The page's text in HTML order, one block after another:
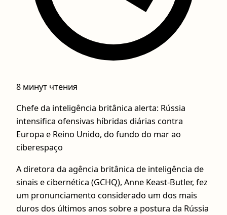
8 минут чтения
Chefe da inteligência britânica alerta: Rússia
intensifica ofensivas híbridas diárias contra
Europa e Reino Unido, do fundo do mar ao
ciberespaço
A diretora da agência britânica de inteligência de
sinais e cibernética (GCHQ), Anne Keast-Butler, fez
um pronunciamento considerado um dos mais
duros dos últimos anos sobre a postura da Rússia